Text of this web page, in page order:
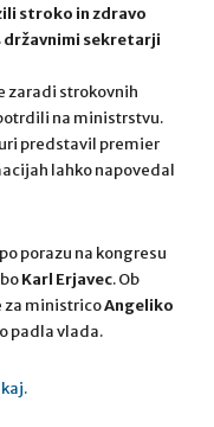
stroko in zdravo
državnimi sekretarji
zaradi strokovnih
na ministrstvu.
predstavil premier
lahko napovedal
porazu na kongresu
Karl Erjavec. Ob
za ministricoAngeliko
padla vlada.